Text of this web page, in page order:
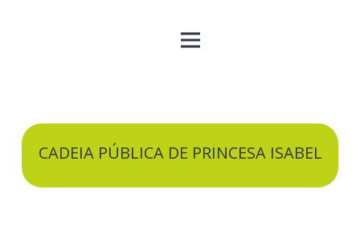
CADEIA PÚBLICA DE PRINCESA ISABEL